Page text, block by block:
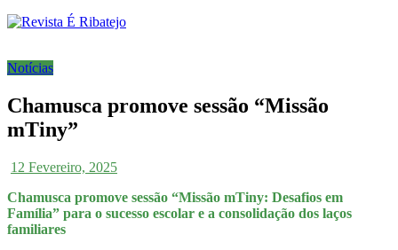
Notícias
Chamusca promove sessão “Missão
mTiny”
12 Fevereiro, 2025
Chamusca promove sessão “Missão mTiny: Desafios em
Família” para o sucesso escolar e a consolidação dos laços
familiares